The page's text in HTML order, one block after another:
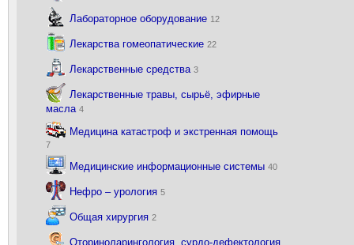
Лабораторное оборудование 12
Лекарства гомеопатические 22
Лекарственные средства 3
Лекарственные травы, сырьё, эфирные
масла 4
Медицина катастроф и экстренная помощь
7
Медицинские информационные системы 40
Нефро – урология 5
Общая хирургия 2
Оториноларингология, сурдо-дефектология